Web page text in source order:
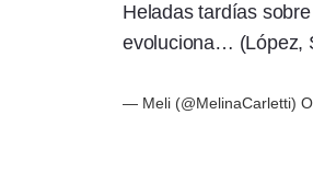
Heladas tardías
evoluciona… (López,
— Meli (@MelinaCarletti)